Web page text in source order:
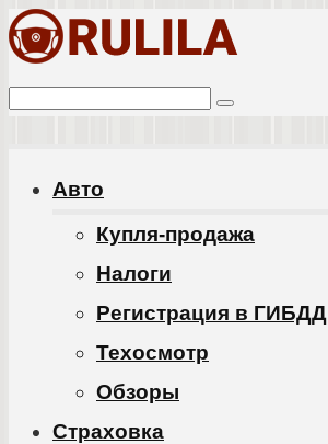
Перейти
контенту
Поиск:
Авто
Купля-продажа
Налоги
Регистрация в ГИБДД
Техосмотр
Обзоры
Cтраховка